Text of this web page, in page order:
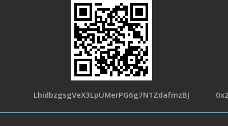
LbidbzgsgVeX3LpUMerPG6g7N1ZdafmzBJ